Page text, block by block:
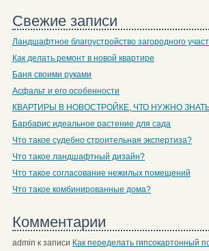
Свежие записи
Ландшафтное благоустройство загородного
Как делать ремонт в новой квартире
Баня своими руками
Асфальт и его особенности
КВАРТИРЫ В НОВОСТРОЙКЕ, ЧТО НУЖНО
Барбарис идеальное растение для сада
Что такое судебно строительная экспертиза?
Что такое ландшафтный дизайн?
Что такое согласование нежилых помещений
Что такое комбинированные дома?
Комментарии
admin к записи Как переделать гипсокартонный